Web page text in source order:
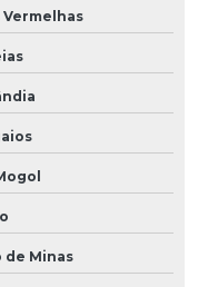
Vermelhas
de Minas